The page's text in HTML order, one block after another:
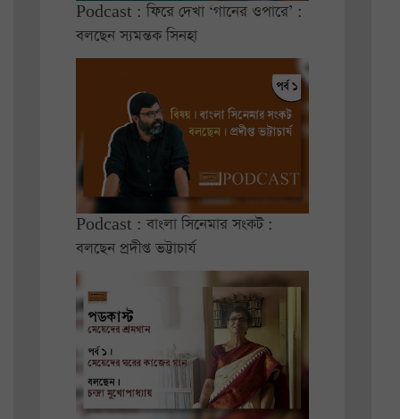
Podcast : ফিরে দেখা ‘গানের ওপারে’ :
বলছেন স্যমন্তক সিনহা
Podcast : বাংলা সিনেমার সংকট :
বলছেন প্রদীপ্ত ভট্টাচার্য